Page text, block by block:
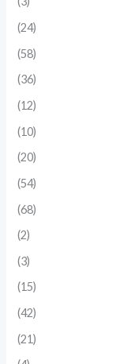
(24)
(58)
(36)
(12)
(10)
(20)
(54)
(68)
(2)
(3)
(15)
(42)
(21)